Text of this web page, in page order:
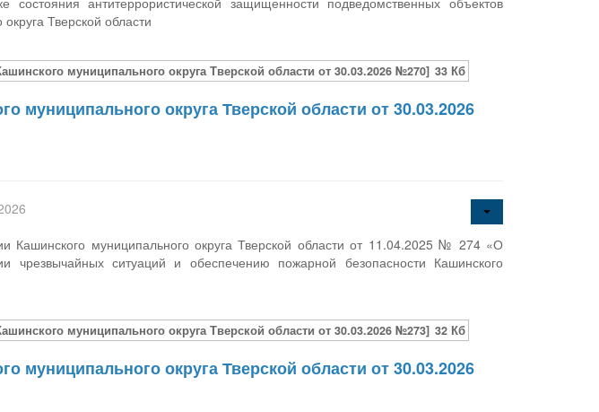
Тверской области
муниципального округа Тверской области от 30.03.2026 №270] 33 Кб
муниципального округа Тверской области от 30.03.2026
Кашинского муниципального округа Тверской области от 11.04.2025 № 274 «О
ситуаций и обеспечению пожарной безопасности Кашинского
муниципального округа Тверской области от 30.03.2026 №273] 32 Кб
муниципального округа Тверской области от 30.03.2026